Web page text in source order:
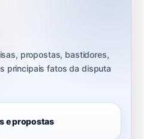
propostas, bastidores,
principais fatos da disputa
e propostas